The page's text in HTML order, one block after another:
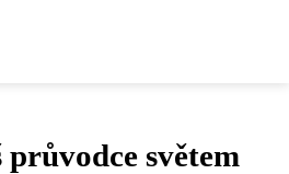
světem